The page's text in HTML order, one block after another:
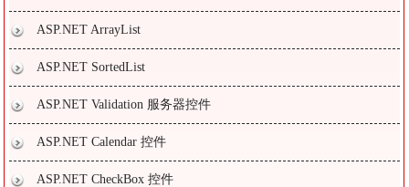
ASP.NET ArrayList
ASP.NET SortedList
ASP.NET Validation 服务器控件
ASP.NET Calendar 控件
ASP.NET CheckBox 控件